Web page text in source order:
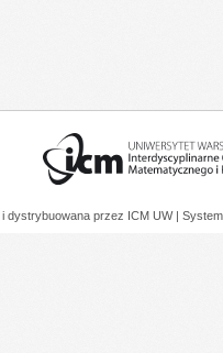
dystrybuowana przez ICM UW |